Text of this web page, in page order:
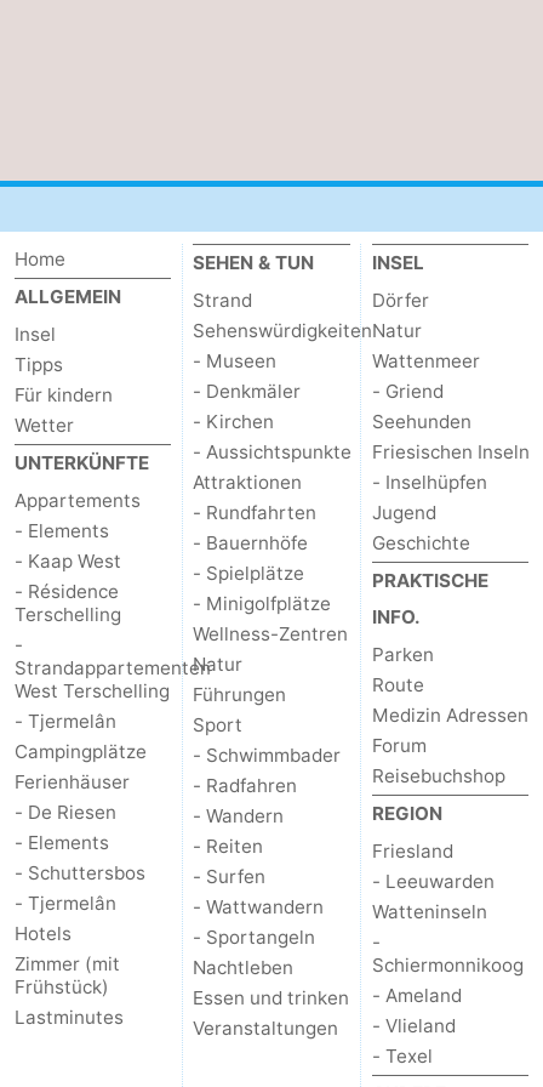
Texel
Wetter
Home
ALLGEMEIN
Insel
Tipps
Für kindern
Wetter
UNTERKÜNFTE
Appartements
- Elements
- Kaap West
- Résidence
Terschelling
-
Strandappartementen
West Terschelling
- Tjermelân
Campingplätze
Ferienhäuser
- De Riesen
- Elements
- Schuttersbos
- Tjermelân
Hotels
Zimmer (mit
Frühstück)
Lastminutes
SEHEN & TUN
Strand
Sehenswürdigkeiten
- Museen
- Denkmäler
- Kirchen
- Aussichtspunkte
Attraktionen
- Rundfahrten
- Bauernhöfe
- Spielplätze
- Minigolfplätze
Wellness-Zentren
Natur
Führungen
Sport
- Schwimmbader
- Radfahren
- Wandern
- Reiten
- Surfen
- Wattwandern
- Sportangeln
Nachtleben
Essen und trinken
Veranstaltungen
INSEL
Dörfer
Natur
Wattenmeer
- Griend
Seehunden
Friesischen Inseln
- Inselhüpfen
Jugend
Geschichte
PRAKTISCHE
INFO.
Parken
Route
Medizin Adressen
Forum
Reisebuchshop
REGION
Friesland
- Leeuwarden
Watteninseln
-
Schiermonnikoog
- Ameland
- Vlieland
- Texel